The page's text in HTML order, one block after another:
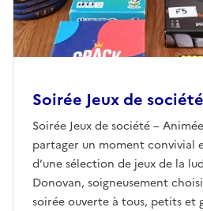
Soirée Jeux de société
Soirée Jeux de société –
partager un moment convivial
d’une sélection de jeux de la
Donovan, soigneusement
soirée ouverte à tous, petits et